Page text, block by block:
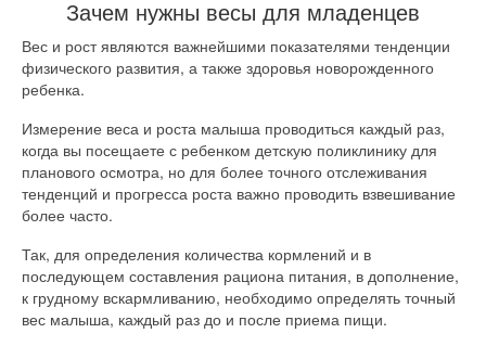
Зачем нужны весы для младенцев
Вес и рост являются важнейшими показателями тенденции
физического развития, а также здоровья новорожденного
ребенка.
Измерение веса и роста малыша проводиться каждый раз,
когда вы посещаете с ребенком детскую поликлинику для
планового осмотра, но для более точного отслеживания
тенденций и прогресса роста важно проводить взвешивание
более часто.
Так, для определения количества кормлений и в
последующем составления рациона питания, в дополнение,
к грудному вскармливанию, необходимо определять точный
вес малыша, каждый раз до и после приема пищи.